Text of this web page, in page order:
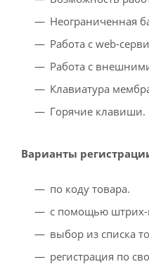
Неограниченная
Работа с web-
Работа с
Клавиатура
Горячие клавиши.
Варианты
по коду товара.
с помощью штрих-
выбор из списка
регистрация по